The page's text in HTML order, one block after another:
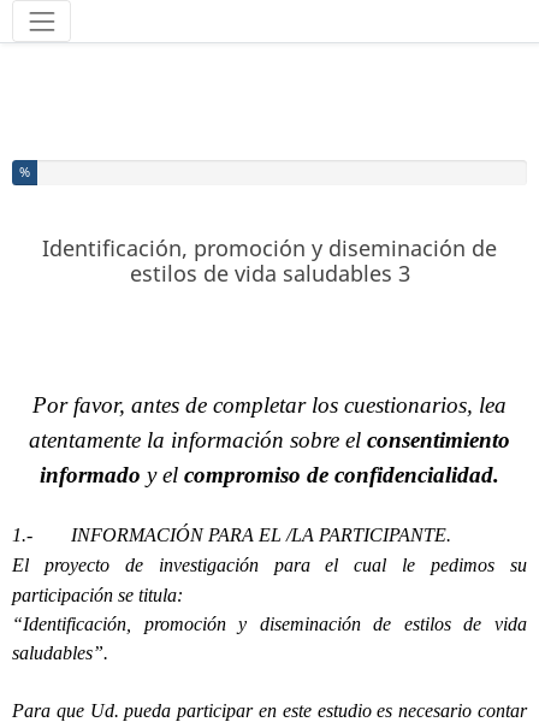
Herramientas
Ha completado el % de este formulario
%
Identificación, promoción y diseminación de
estilos de vida saludables 3
Por favor, antes de completar los cuestionarios, lea
atentamente la información sobre el consentimiento
informado y el compromiso de confidencialidad.
1.-
INFORMACIÓN PARA EL /LA PARTICIPANTE.
El proyecto de investigación para el cual le pedimos su
participación se titula:
“Identificación, promoción y diseminación de estilos de vida
saludables”.
Para que Ud. pueda participar en este estudio es necesario contar